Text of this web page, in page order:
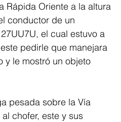
Rápida Oriente a la altura
conductor de un
el cual estuvo a
pedirle que manejara
y le mostró un objeto
pesada sobre la Vía
chofer, este y sus